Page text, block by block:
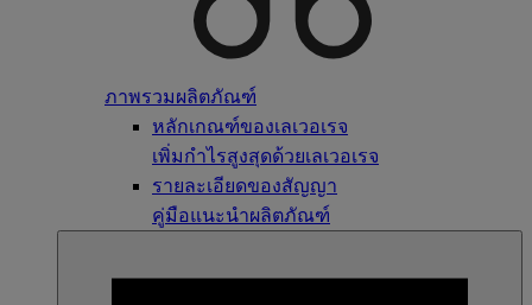
ภาพรวมผลิตภัณฑ์
หลักเกณฑ์ของเลเวอเรจ
เพิ่มกำไรสูงสุดด้วยเลเวอเรจ
รายละเอียดของสัญญา
คู่มือแนะนำผลิตภัณฑ์